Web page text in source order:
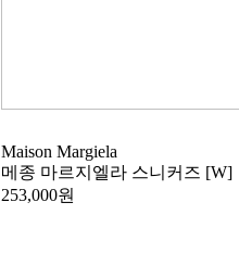
Maison Margiela
메종 마르지엘라 스니커즈 [W]
253,000원